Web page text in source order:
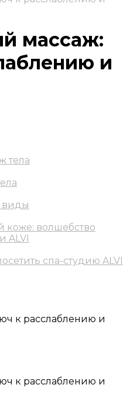
массаж:
и
тела
виды
коже: волшебство
ALVI
спа-студию ALVI
к расслаблению и
к расслаблению и